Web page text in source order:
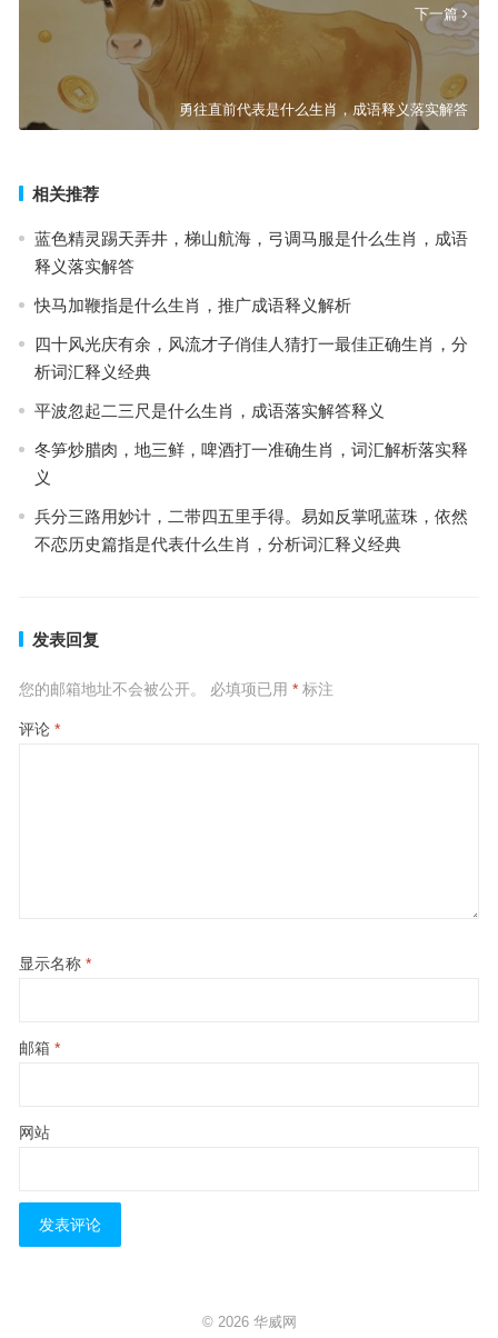
下一篇
勇往直前代表是什么生肖，成语释义落实解答
相关推荐
蓝色精灵踢天弄井，梯山航海，弓调马服是什么生肖，成语
释义落实解答
快马加鞭指是什么生肖，推广成语释义解析
四十风光庆有余，风流才子俏佳人猜打一最佳正确生肖，分
析词汇释义经典
平波忽起二三尺是什么生肖，成语落实解答释义
冬笋炒腊肉，地三鲜，啤酒打一准确生肖，词汇解析落实释
义
兵分三路用妙计，二带四五里手得。易如反掌吼蓝珠，依然
不恋历史篇指是代表什么生肖，分析词汇释义经典
发表回复
您的邮箱地址不会被公开。 必填项已用 *标注
评论 *
显示名称 *
邮箱 *
网站
© 2026 华威网